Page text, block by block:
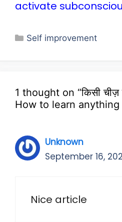
activate
Categories
Self improvement
1 thought on “किसी
How to learn anything
Unknown
September 16,
Nice article